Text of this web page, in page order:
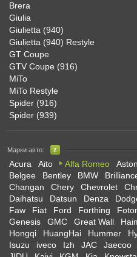
Brera
Giulia
Giulietta (940)
Giulietta (940) Restyle
GT Coupe
GTV Coupe (916)
MiTo
MiTo Restyle
Spider (916)
Spider (939)
Марки авто:
Acura Aito Alfa Romeo
Belgee
Bentley BMW
Changan
Chery Chevrolet
Daihatsu
Datsun Denza
Faw
Fiat Ford Forthing
Genesis
GMC Great Wall
Hongqi
HuangHai Hummer
Isuzu
iveco Izh JAC Jaecoo